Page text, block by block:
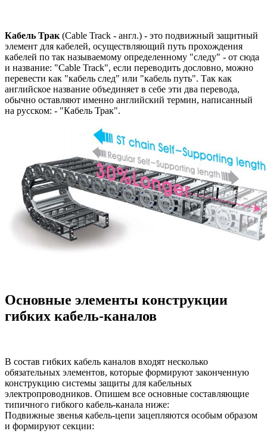
Кабель Трак (Cable Track - англ.) - это подвижный защитный
элемент для кабелей, осуществляющий путь прохождения
кабелей по так называемому определенному "следу" - от сюда
и название: "Cable Track", если переводить дословно, можно
перевести как "кабель след" или "кабель путь". Так как
английское название объединяет в себе эти два перевода,
обычно оставляют именно английский термин, написанный
на русском: - "Кабель Трак".
Основные элементы конструкции
гибких кабель-каналов
В состав гибких кабель каналов входят несколько
обязательных элементов, которые формируют законченную
конструкцию системы защиты для кабельных
электропроводников. Опишем все основные составляющие
типичного гибкого кабель-канала ниже:
Подвижные звенья кабель-цепи зацепляются особым образом
и формируют секции: